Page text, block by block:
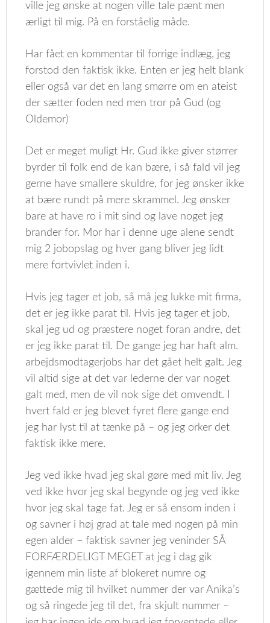
ville jeg ønske at nogen ville tale pænt men
ærligt til mig. På en forståelig måde.
Har fået en kommentar til forrige indlæg, jeg
forstod den faktisk ikke. Enten er jeg helt blank
eller også var det en lang smørre om en ateist
der sætter foden ned men tror på Gud (og
Oldemor)
Det er meget muligt Hr. Gud ikke giver størrer
byrder til folk end de kan bære, i så fald vil jeg
gerne have smallere skuldre, for jeg ønsker ikke
at bære rundt på mere skrammel. Jeg ønsker
bare at have ro i mit sind og lave noget jeg
brander for. Mor har i denne uge alene sendt
mig 2 jobopslag og hver gang bliver jeg lidt
mere fortvivlet inden i.
Hvis jeg tager et job, så må jeg lukke mit firma,
det er jeg ikke parat til. Hvis jeg tager et job,
skal jeg ud og præstere noget foran andre, det
er jeg ikke parat til. De gange jeg har haft alm.
arbejdsmodtagerjobs har det gået helt galt. Jeg
vil altid sige at det var lederne der var noget
galt med, men de vil nok sige det omvendt. I
hvert fald er jeg blevet fyret flere gange end
jeg har lyst til at tænke på – og jeg orker det
faktisk ikke mere.
Jeg ved ikke hvad jeg skal gøre med mit liv. Jeg
ved ikke hvor jeg skal begynde og jeg ved ikke
hvor jeg skal tage fat. Jeg er så ensom inden i
og savner i høj grad at tale med nogen på min
egen alder – faktisk savner jeg veninder SÅ
FORFÆRDELIGT MEGET at jeg i dag gik
igennem min liste af blokeret numre og
gættede mig til hvilket nummer der var Anika’s
og så ringede jeg til det, fra skjult nummer –